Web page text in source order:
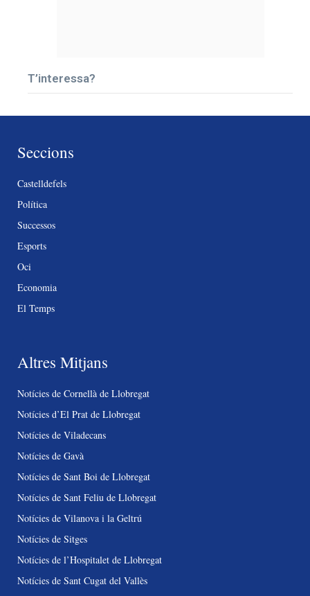
T’interessa?
Seccions
Castelldefels
Política
Successos
Esports
Oci
Economia
El Temps
Altres Mitjans
Notícies de Cornellà de Llobregat
Notícies d’El Prat de Llobregat
Notícies de Viladecans
Notícies de Gavà
Notícies de Sant Boi de Llobregat
Notícies de Sant Feliu de Llobregat
Notícies de Vilanova i la Geltrú
Notícies de Sitges
Notícies de l’Hospitalet de Llobregat
Notícies de Sant Cugat del Vallès